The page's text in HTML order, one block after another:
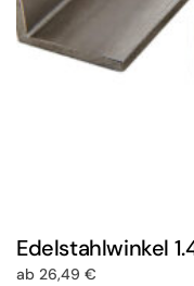
Edelstahlwinkel
ab 26,49 €